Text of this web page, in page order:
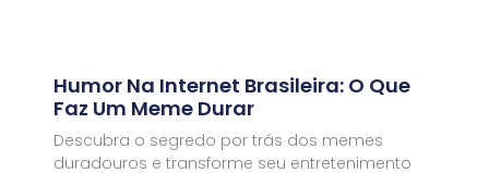
Humor Na Internet Brasileira: O Que
Faz Um Meme Durar
Descubra o segredo por trás dos memes
duradouros e transforme seu entretenimento